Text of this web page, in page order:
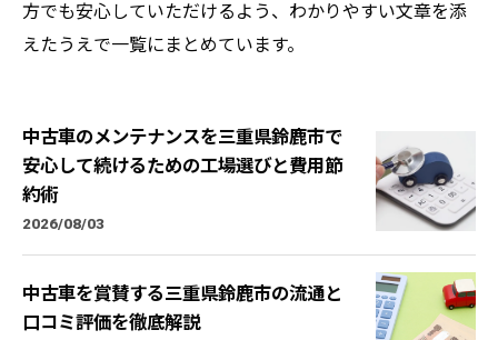
方でも安心していただけるよう、わかりやすい文章を添
えたうえで一覧にまとめています。
中古車のメンテナンスを三重県鈴鹿市で
安心して続けるための工場選びと費用節
約術
2026/08/03
中古車を賞賛する三重県鈴鹿市の流通と
口コミ評価を徹底解説